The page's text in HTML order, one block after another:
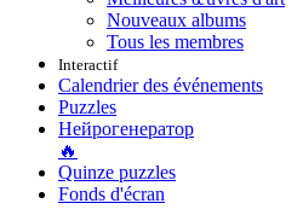
Nouveaux albums
Tous les membres
Interactif
Calendrier des événements
Puzzles
Нейрогенератор
🔥
Quinze puzzles
Fonds d'écran